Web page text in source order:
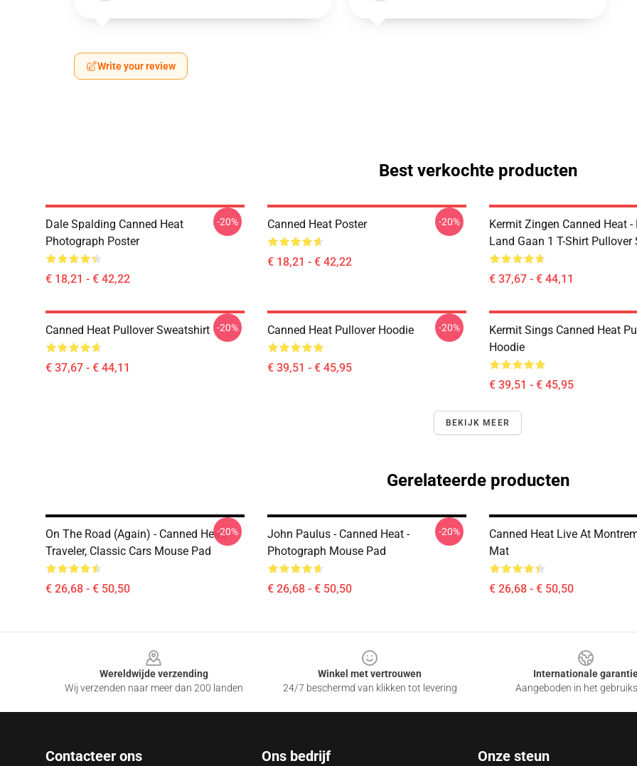
Write your review
Best verkochte producten
Dale Spalding Canned Heat
Photograph Poster
€ 18,21 - € 42,22
-20% Canned Heat Poster
€ 18,21 - € 42,22
-20%
Kermit Zingen Canned Heat -
Land Gaan 1 T-Shirt Pullover
€ 37,67 - € 44,11
Canned Heat Pullover Sweatshirt
€ 37,67 - € 44,11
-20% Canned Heat Pullover Hoodie
€ 39,51 - € 45,95
-20%
Kermit Sings Canned Heat
Hoodie
€ 39,51 - € 45,95
BEKIJK MEER
Gerelateerde producten
On The Road (again) - Canned Heat,
Traveler, Classic Cars Mouse Pad
€ 26,68 - € 50,50
-20%
John Paulus - Canned Heat -
Photograph Mouse Pad
€ 26,68 - € 50,50
-20%
Canned Heat Live At
Mat
€ 26,68 - € 50,50
Wereldwijde verzending
Wij verzenden naar meer dan 200 landen
Winkel met vertrouwen
24/7 beschermd van klikken tot levering
Internationale
Aangeboden in het
Contacteer ons Ons bedrijf Onze steun